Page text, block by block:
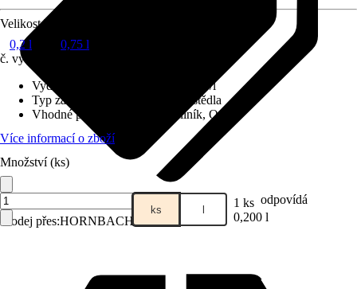
Prodej přes:HORNBACH
Velikost balení
0,2 l
0,75 l
č. výrobku
Vydatnost při jednom nátěru
12 m²/l
Typ základu
Obsahující rozpouštědla
Vhodné pro podklad
Kov, Hliník, Ocel
Více informací o zboží
Množství (ks)
ks l 1 ks odpovídá
0,200 l